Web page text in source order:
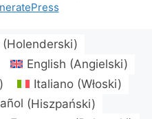
(Holenderski)
English (Angielski)
) Italiano (Włoski)
(Hiszpański)